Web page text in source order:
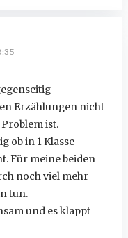
Erzählungen nicht
ist.
ob in 1 Klasse
Für meine beiden
noch viel mehr
tun.
und es klappt